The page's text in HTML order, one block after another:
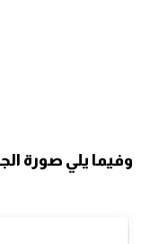
وفيما يلي صورة